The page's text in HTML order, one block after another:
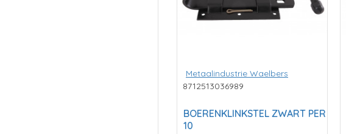
Metaalindustrie Waelbers
8712513036989
BOERENKLINKSTEL ZWART PER
10